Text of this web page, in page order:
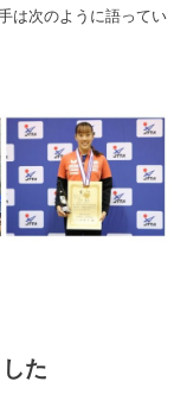
は次のように語ってい
た